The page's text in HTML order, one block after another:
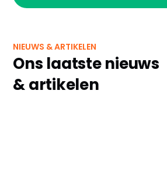
NIEUWS & ARTIKELEN
Ons laatste nieuws
& artikelen